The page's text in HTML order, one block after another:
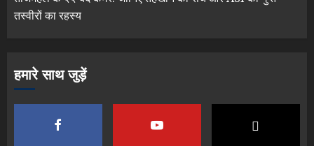
तस्वीरों का रहस्य
हमारे साथ जुड़ें